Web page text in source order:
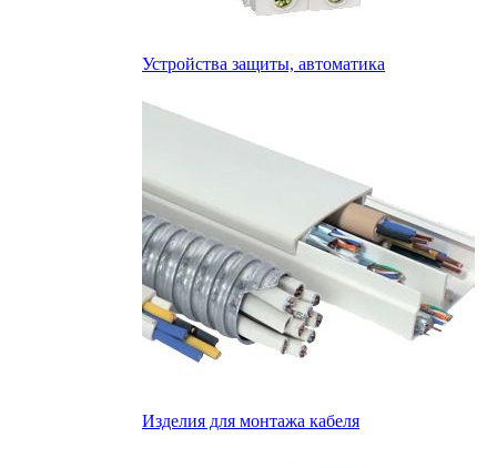
Устройства защиты, автоматика
Изделия для монтажа кабеля